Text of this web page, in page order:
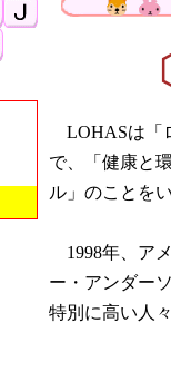
LOHASは「
で、「健康と
ル」のことを
1998年、ア
ー・アンダー
特別に高い人